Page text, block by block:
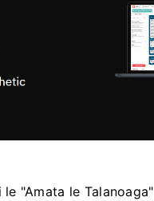
"Amata le Talanoaga"